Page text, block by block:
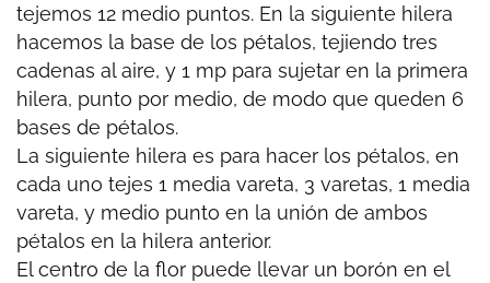
tejemos 12 medio puntos. En la siguiente hilera
hacemos la base de los pétalos, tejiendo tres
cadenas al aire, y 1 mp para sujetar en la primera
hilera, punto por medio, de modo que queden 6
bases de pétalos.
La siguiente hilera es para hacer los pétalos, en
cada uno tejes 1 media vareta, 3 varetas, 1 media
vareta, y medio punto en la unión de ambos
pétalos en la hilera anterior.
El centro de la flor puede llevar un borón en el